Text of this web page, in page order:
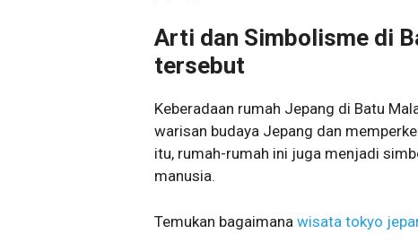
Arti dan Simbolisme di
tersebut
Keberadaan rumah Jepang di Batu
warisan budaya Jepang dan
itu, rumah-rumah ini juga menjadi
manusia.
Temukan bagaimana wisata tokyo